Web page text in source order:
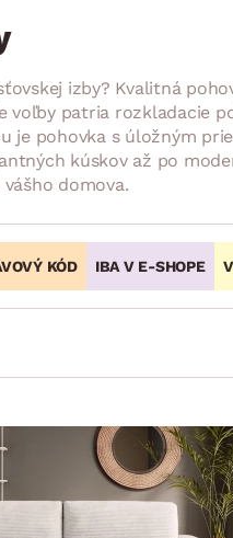
izby? Kvalitná
patria rozkladacie
pohovka s úložným
kúskov až po
domova.
KÓD IBA V E-SHOPE